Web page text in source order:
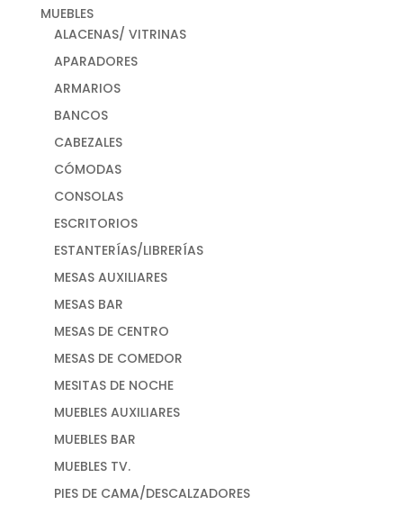
MUEBLES
ALACENAS/ VITRINAS
APARADORES
ARMARIOS
BANCOS
CABEZALES
CÓMODAS
CONSOLAS
ESCRITORIOS
ESTANTERÍAS/LIBRERÍAS
MESAS AUXILIARES
MESAS BAR
MESAS DE CENTRO
MESAS DE COMEDOR
MESITAS DE NOCHE
MUEBLES AUXILIARES
MUEBLES BAR
MUEBLES TV.
PIES DE CAMA/DESCALZADORES